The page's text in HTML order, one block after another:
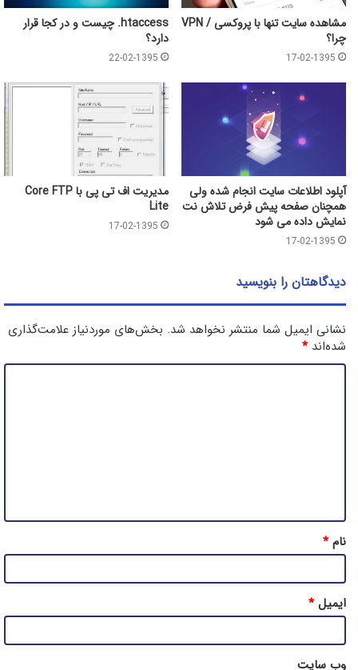
مشاهده سایت تنها با پروکسی / VPN
چرا؟
17-02-1395
htaccess. چیست و در کجا قرار
دارد؟
22-02-1395
آپلود اطلاعات سایت انجام شده ولی
همچنان صفحه پیش فرض تلاش نت
نمایش داده می شود
17-02-1395
مدیریت اف تی پی با Core FTP
Lite
17-02-1395
دیدگاهتان را بنویسید
نشانی ایمیل شما منتشر نخواهد شد. بخش‌های موردنیاز علامت‌گذاری
شده‌اند*
*
نام*
ایمیل*
وب‌ سایت